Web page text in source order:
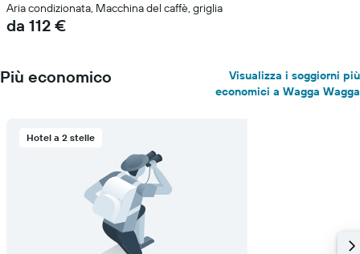
Aria condizionata, Macchina del caffè, griglia
da 112 €
Più economico
Visualizza i soggiorni più
economici a Wagga Wagga
Hotel a 2 stelle